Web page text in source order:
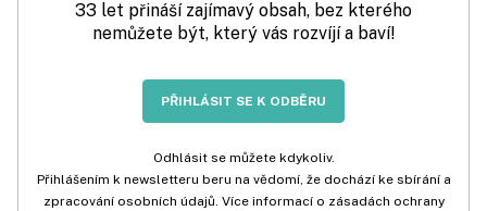
33 let přináší zajímavý obsah, bez kterého
nemůžete být, který vás rozvíjí a baví!
PŘIHLÁSIT SE K ODBĚRU
Odhlásit se můžete kdykoliv.
Přihlášením k newsletteru beru na vědomí, že dochází ke sbírání a
zpracování osobních údajů. Více informací o zásadách ochrany